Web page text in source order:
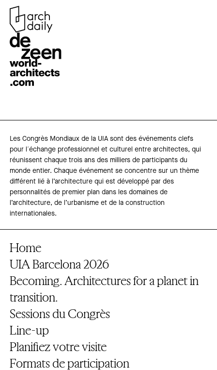
Les Congrès Mondiaux de la UIA sont des événements clefs
pour l´échange professionnel et culturel entre architectes, qui
réunissent chaque trois ans des milliers de participants du
monde entier. Chaque événement se concentre sur un thème
différent lié à l’architecture qui est développé par des
personnalités de premier plan dans les domaines de
l’architecture, de l’urbanisme et de la construction
internationales.
Home
UIA Barcelona 2026
Becoming. Architectures for a planet in
transition.
Sessions du Congrès
Line-up
Planifiez votre visite
Formats de participation